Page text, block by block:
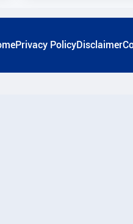
Privacy PolicyDisclaimer